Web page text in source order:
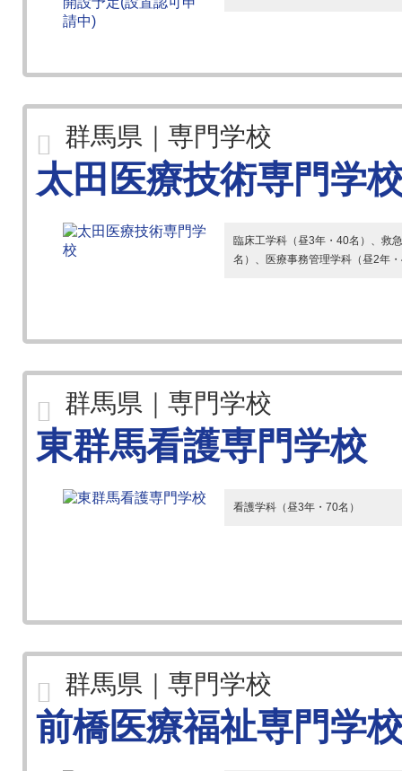
群馬県｜専門学校
太田医療技術専門学
臨床工学科（昼3年・40名）、救
名）、医療事務管理学科（昼2年
群馬県｜専門学校
東群馬看護専門学校
看護学科（昼3年・70名）
群馬県｜専門学校
前橋医療福祉専門学